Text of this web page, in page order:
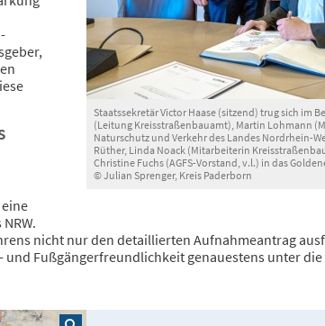
Staatssekretär Victor Haase (sitzend) trug sich im
(Leitung Kreisstraßenbauamt), Martin Lohmann
Naturschutz und Verkehr des Landes Nordrhein-
Rüther, Linda Noack (Mitarbeiterin
Christine Fuchs (AGFS-Vorstand, v.l.) in das
© Julian Sprenger, Kreis Paderborn
nicht nur den detaillierten Aufnahmeantrag
Fußgängerfreundlichkeit genauestens unter